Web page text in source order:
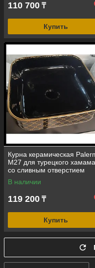
110 700 ₸
Купить
Курна керамическая
M27 для турецкого хамама
со сливным отверстием
(размер = 525*425 мм)
В наличии
119 200 ₸
Купить